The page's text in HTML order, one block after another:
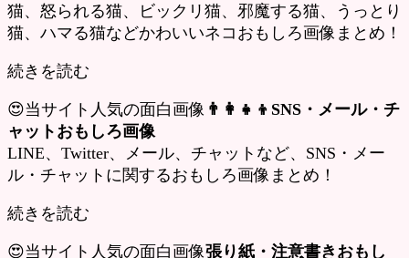
猫、怒られる猫、ビックリ猫、邪魔する猫、うっとり
猫、ハマる猫などかわいいネコおもしろ画像まとめ！
続きを読む
😍当サイト人気の面白画像 👨‍👩‍👧‍👦SNS・メール・チ
ャットおもしろ画像
LINE、Twitter、メール、チャットなど、SNS・メー
ル・チャットに関するおもしろ画像まとめ！
続きを読む
😍当サイト人気の面白画像張り紙・注意書きおもし